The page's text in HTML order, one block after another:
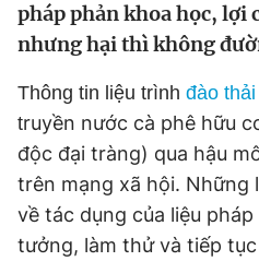
Sản phẩm khác
Thông tin tòa soạn
pháp phản khoa học, lợi
nhưng hại thì không
Thông tin liệu trình đào
truyền nước cà phê hữu
độc đại tràng) qua hậu
trên mạng xã hội. Những
về tác dụng của liệu
tưởng, làm thử và tiếp